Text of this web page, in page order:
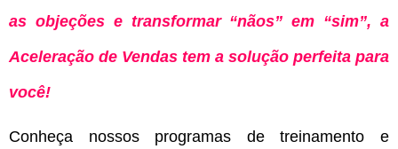
as objeções e transformar “nãos” em “sim”, a
Aceleração de Vendas tem a solução perfeita para
você!
Conheça nossos programas de treinamento e